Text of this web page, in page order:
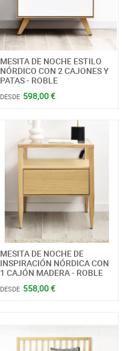
MESITA DE NOCHE ESTILO
NÓRDICO CON 2 CAJONES Y
PATAS - ROBLE
DESDE 598,00 €
MESITA DE NOCHE DE
INSPIRACIÓN NÓRDICA CON
1 CAJÓN MADERA - ROBLE
DESDE 558,00 €